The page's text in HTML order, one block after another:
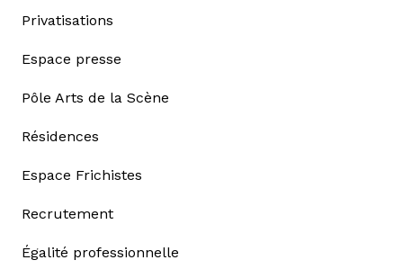
Privatisations
Espace presse
Pôle Arts de la Scène
Résidences
Espace Frichistes
Recrutement
Égalité professionnelle